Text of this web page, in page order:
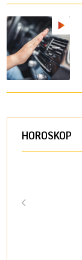
HOROSKOP